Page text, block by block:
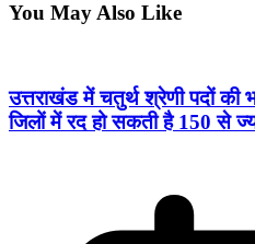
You May Also Like
उत्तराखंड में चतुर्थ श्रेणी पदों की
जिलों में रद हो सकती है 150 से